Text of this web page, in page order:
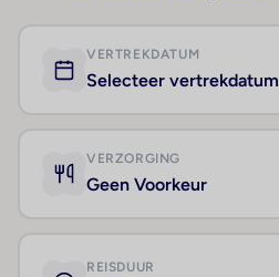
VERTREKDATUM
Selecteer vertrekdatum
VERZORGING
Geen Voorkeur
REISDUUR